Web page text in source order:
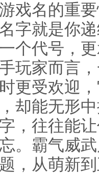
戏名的重
字就是你
个代号，
玩家而言
更受欢迎
却能无形
，往往能
。霸气威
，从萌新